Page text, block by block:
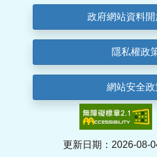
政府網站資料
隱私權政
網站安全政
更新日期：2026-08-